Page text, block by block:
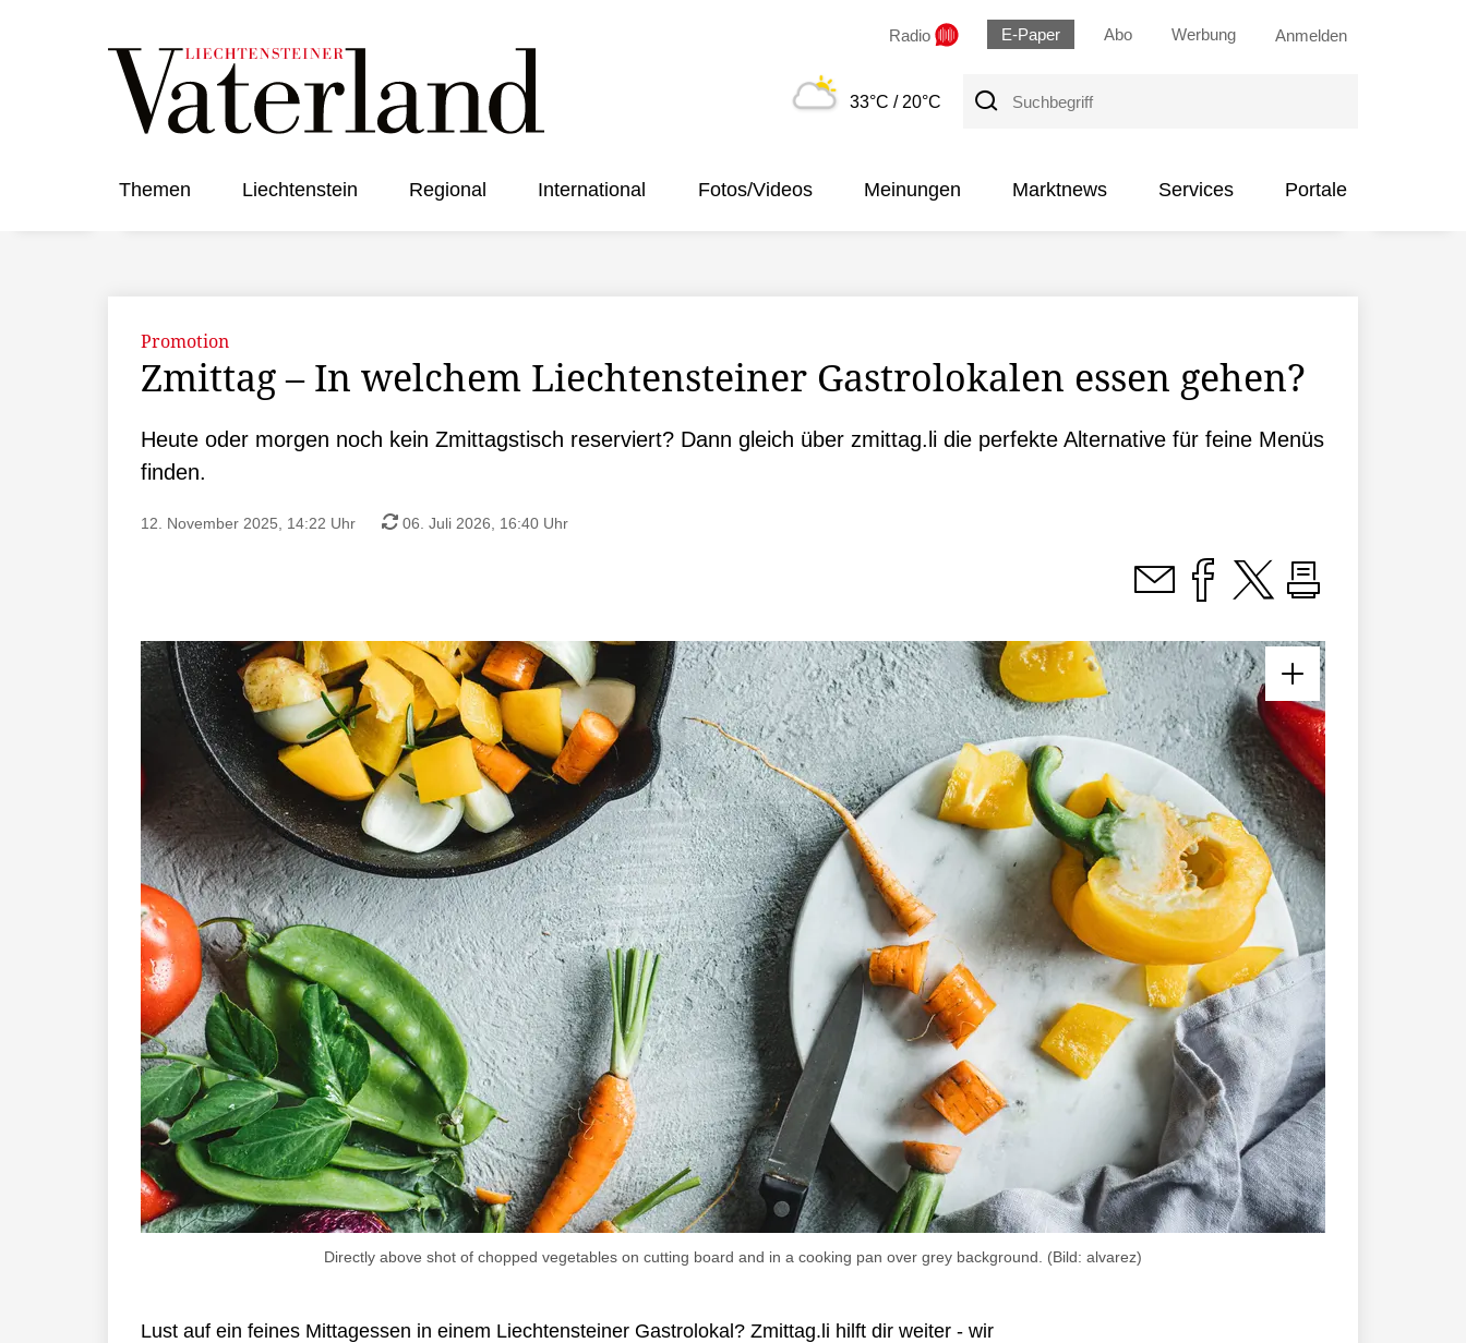
Radio E-Paper Abo Werbung Anmelden
33°C / 20°C
Suchbegriff
Themen Liechtenstein Regional International Fotos/Videos Meinungen Marktnews Services Portale
Promotion
Zmittag – In welchem Liechtensteiner Gastrolokalen essen gehen?
Heute oder morgen noch kein Zmittagstisch reserviert? Dann gleich über zmittag.li die perfekte Alternative für feine Menüs
finden.
12. November 2025, 14:22 Uhr 06. Juli 2026, 16:40 Uhr
Directly above shot of chopped vegetables on cutting board and in a cooking pan over grey background. (Bild: alvarez)
Lust auf ein feines Mittagessen in einem Liechtensteiner Gastrolokal? Zmittag.li hilft dir weiter - wir